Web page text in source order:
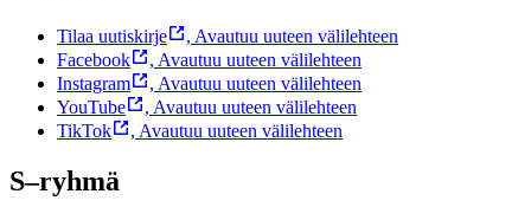
Tilaa uutiskirje , Avautuu uuteen välilehteen
Facebook
, Avautuu uuteen välilehteen
Instagram
, Avautuu uuteen välilehteen
YouTube
, Avautuu uuteen välilehteen
TikTok
, Avautuu uuteen välilehteen
S–ryhmä